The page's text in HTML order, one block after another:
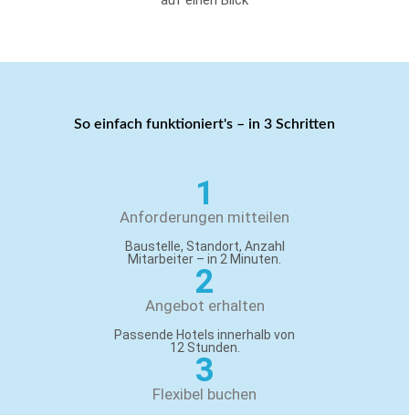
So einfach funktioniert's – in 3 Schritten
1
Anforderungen mitteilen
Baustelle, Standort, Anzahl
Mitarbeiter – in 2 Minuten.
2
Angebot erhalten
Passende Hotels innerhalb von
12 Stunden.
3
Flexibel buchen